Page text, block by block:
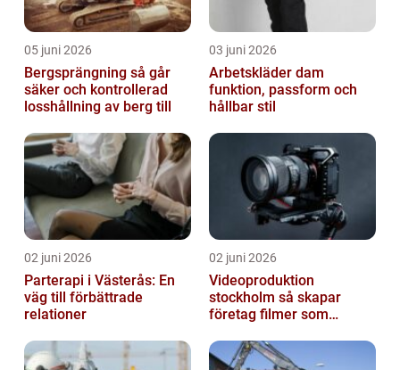
05 juni 2026
Bergsprängning så går
säker och kontrollerad
losshållning av berg till
03 juni 2026
Arbetskläder dam
funktion, passform och
hållbar stil
02 juni 2026
Parterapi i Västerås: En
väg till förbättrade
relationer
02 juni 2026
Videoproduktion
stockholm så skapar
företag filmer som